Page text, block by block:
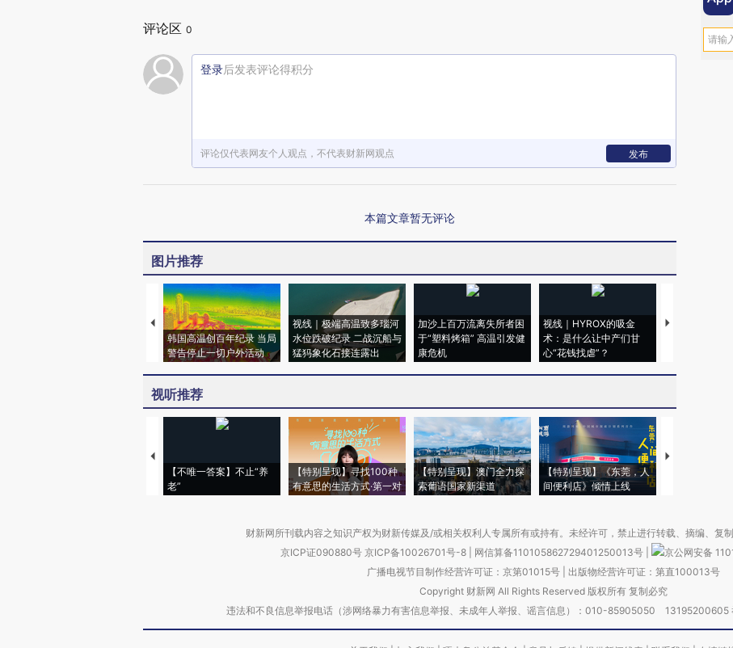
评论区 0
登录后发表评论得积分
评论仅代表网友个人观点，不代表财新网观点 发布
本篇文章暂无评论
图片推荐
韩国高温创百年纪录 当局
警告停止一切户外活动
视线｜极端高温致多瑙河
水位跌破纪录 二战沉船与
猛犸象化石接连露出
加沙上百万流离失所者困
于“塑料烤箱” 高温引发健
康危机
视线｜HYROX的吸金
术：是什么让中产们甘
心“花钱找虐”？
马航飞行员跨
视听推荐
【不唯一答案】不止“养
老”
【特别呈现】寻找100种
有意思的生活方式·第一对
【特别呈现】澳门全力探
索葡语国家新渠道
【特别呈现】《东莞，人
间便利店》倾情上线
【推广】走进
财新网所刊载内容之知识产权为财新传媒及/或相关权利人专属所有或持有。未经许可，禁止进行转载、摘编、复
京ICP证090880号 京ICP备10026701号-8 网信算备110105862729401250013号
京公网安备
广播电视节目制作经营许可证：京第01015号| 出版物经营许可证：第直100013号
Copyright 财新网 All Rights Reserved 版权所有 复制必究
违法和不良信息举报电话（涉网络暴力有害信息举报、未成年人举报、谣言信息）：010-85905050 13195200605